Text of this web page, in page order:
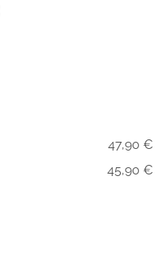
47,90 €
45,90 €